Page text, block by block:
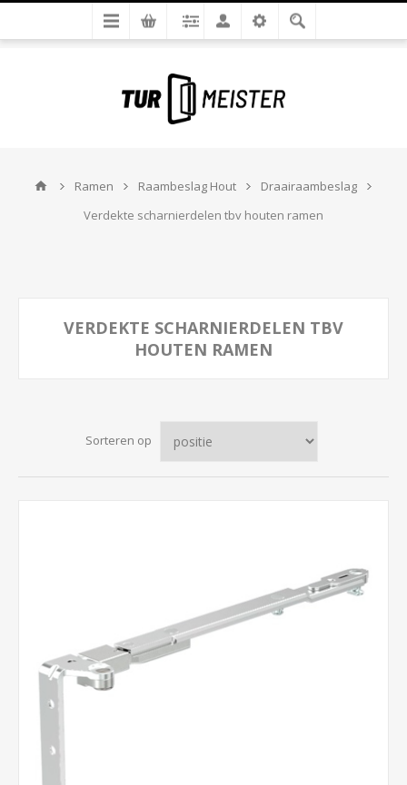
Ramen Raambeslag Hout
Draairaambeslag
Verdekte scharnierdelen tbv houten ramen
VERDEKTE SCHARNIERDELEN TBV
HOUTEN RAMEN
Sorteren op